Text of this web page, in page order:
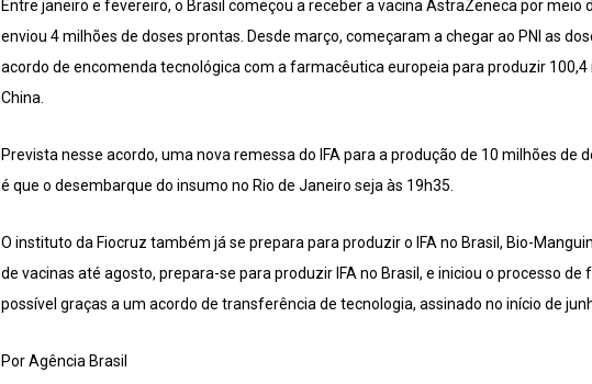
Entre janeiro e fevereiro, o Brasil começou a receber a vacina AstraZeneca por meio
enviou 4 milhões de doses prontas. Desde março, começaram a chegar ao PNI as
acordo de encomenda tecnológica com a farmacêutica europeia para produzir
China.
Prevista nesse acordo, uma nova remessa do IFA para a produção de 10 milhões de
é que o desembarque do insumo no Rio de Janeiro seja às 19h35.
O instituto da Fiocruz também já se prepara para produzir o IFA no Brasil, Bio-
de vacinas até agosto, prepara-se para produzir IFA no Brasil, e iniciou o processo
possível graças a um acordo de transferência de tecnologia, assinado no início de
Por Agência Brasi